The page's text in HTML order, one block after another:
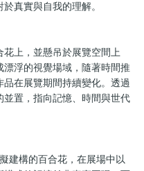
真實與自我的理解。
上，並懸吊於展覽空間上
浮的視覺場域，隨著時間推
在展覽期間持續變化。透過
置，指向記憶、時間與世代
建構的百合花，在展場中以